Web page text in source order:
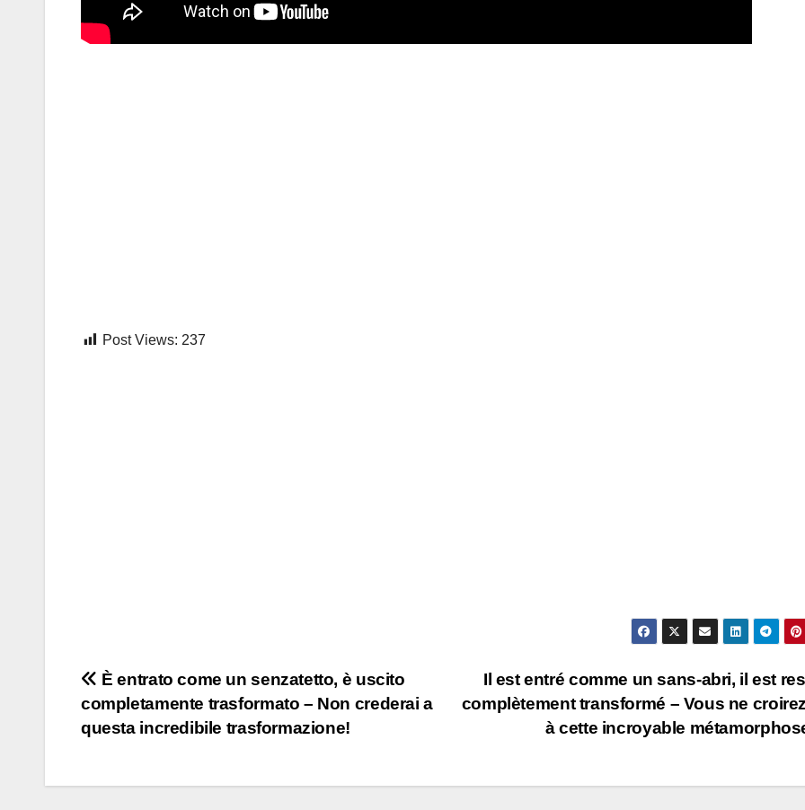
Post Views: 237
Post
navigation
Il est entré comme un sans-abri, il est
complètement transformé – Vous ne
à cette incroyable
È entrato come un senzatetto, è uscito
completamente trasformato – Non crederai a
questa incredibile trasformazione!